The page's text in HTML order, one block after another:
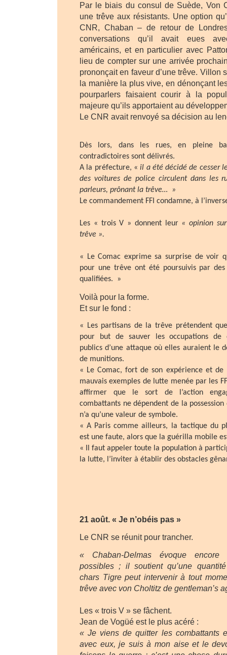
Par le biais du consul de Suède, Von
une trêve aux résistants. Une option
CNR, Chaban – de retour de
conversations qu’il avait eues
américains, et en particulier avec
lieu de compter sur une arrivée
prononçait en faveur d’une trêve. Villon
la manière la plus vive, en dénonçant
pourparlers faisaient courir à la
majeure qu’ils apportaient au
Le CNR avait renvoyé sa décision au
Dès lors, dans les rues, en pleine
contradictoires sont délivrés.
A la préfecture, «il a été décidé de cesser
des voitures de police circulent dans les
parleurs, prônant la trêve… »
Le commandement FFI condamne, à
Les « trois V » donnent leur « opinion
trêve ».
« Le Comac exprime sa surprise de voir
pour une trêve ont été poursuivis par des
qualifiées. »
Voilà pour la forme.
Et sur le fond :
« Les partisans de la trêve prétendent
pour but de sauver les occupations de
publics d’une attaque où elles auraient le
de munitions.
« Le Comac, fort de son expérience et de
mauvais exemples de lutte menée par les
affirmer que le sort de l’action
combattants ne dépendent de la
n’a qu’une valeur de symbole.
« A Paris comme ailleurs, la tactique du
est une faute, alors que la guérilla mobile
« Il faut appeler toute la population à
la lutte, l’inviter à établir des obstacles
21 août. « Je n’obéis pas »
Le CNR se réunit pour trancher.
« Chaban-Delmas évoque encore
possibles ; il soutient qu’une
chars Tigre peut intervenir à tout
trêve avec von Choltitz de gentleman’s
Les « trois V » se fâchent.
Jean de Vogüé est le plus acéré :
« Je viens de quitter les combattants
avec eux, je suis à mon aise et le